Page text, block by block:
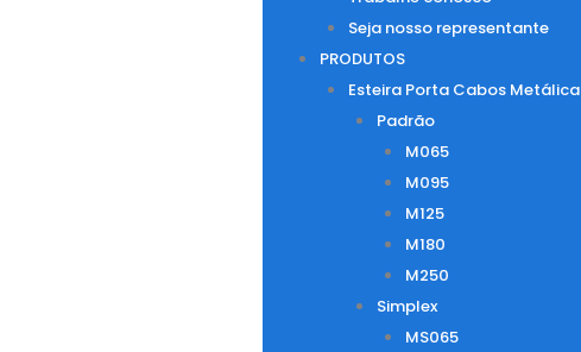
Seja nosso representante
PRODUTOS
Esteira Porta Cabos Metálica
Padrão
M065
M095
M125
M180
M250
Simplex
MS065